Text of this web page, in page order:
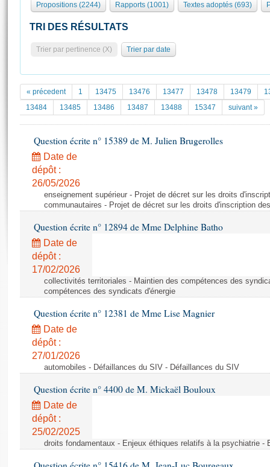
Pétitions
Documents parlementaires
Projets de loi
Propositions de loi
Amendements
Textes adoptés
Rapports d'information
Rapports législatifs
Rapports sur l'application des lois
Baromètre de l’application des lois
Dossiers législatifs
Budget et sécurité sociale
Questions écrites et orales
Comptes rendus des débats
Présidence Conférence des Présidents Bureau Collège des
Statistiques et chiffres clés
Documents de référence
( Constitution | Règlement de l'Assemblée ... )
Histoire
Juniors
Anciennes législatures
Liens vers les sites publics
La Bibliothèque
Les archives
Contacts et plan d'accès
Photos libres de droit
Propositions (2244) Rapports (1001) Textes adoptés (693)
TRI DES RÉSULTATS
Trier par pertinence (X) Trier par date
« précedent 1 13475 13476 13477 13478 13479
13484
13485 13486 13487 13488 15347 suivant »
Question écrite n° 15389 de M. Julien Brugerolles
Date de
dépôt :
26/05/2026
enseignement supérieur - Projet de décret sur les droits
communautaires - Projet de décret sur les droits d'inscription
Question écrite n° 12894 de Mme Delphine Batho
Date de
dépôt :
17/02/2026
collectivités territoriales - Maintien des compétences des
compétences des syndicats d'énergie
Question écrite n° 12381 de Mme Lise Magnier
Date de
dépôt :
27/01/2026
automobiles - Défaillances du SIV - Défaillances du SIV
Question écrite n° 4400 de M. Mickaël Bouloux
Date de
dépôt :
25/02/2025
droits fondamentaux - Enjeux éthiques relatifs à la psychiatrie -